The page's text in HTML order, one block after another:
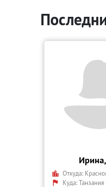
Откуда:
Куда:Танзания